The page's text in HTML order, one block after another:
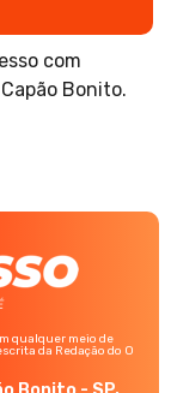
com
Bonito.
qualquer meio de
da Redação do O